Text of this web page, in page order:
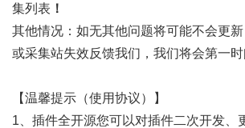
集列表 ！
其他情况：如无其他问题将可能不会更
或采集站失效反馈我们，我们将会第一时
【温馨提示（使用协议）】
1、插件全开源您可以对插件二次开发、